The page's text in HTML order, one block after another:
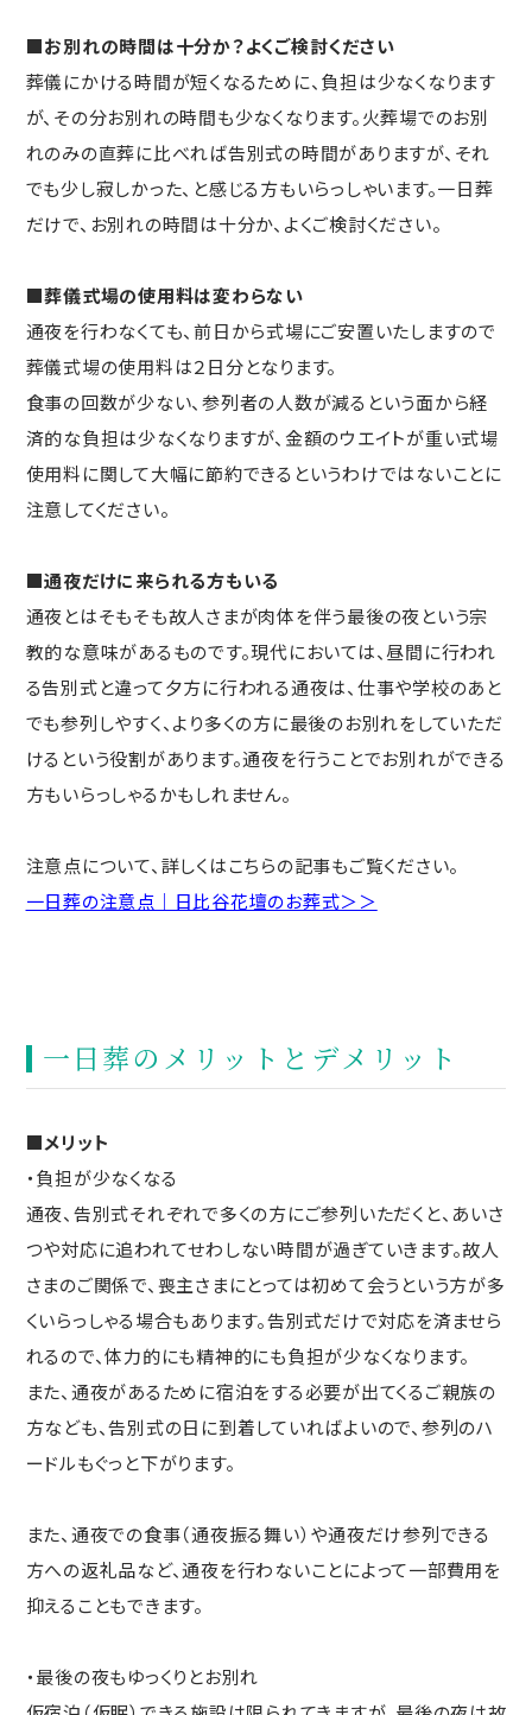
■お別れの時間は十分か？よくご検討ください
葬儀にかける時間が短くなるために、負担は少なくなります
が、その分お別れの時間も少なくなります。火葬場でのお別
れのみの直葬に比べれば告別式の時間がありますが、それ
でも少し寂しかった、と感じる方もいらっしゃいます。一日葬
だけで、お別れの時間は十分か、よくご検討ください。
■葬儀式場の使用料は変わらない
通夜を行わなくても、前日から式場にご安置いたしますので
葬儀式場の使用料は２日分となります。
食事の回数が少ない、参列者の人数が減るという面から経
済的な負担は少なくなりますが、金額のウエイトが重い式場
使用料に関して大幅に節約できるというわけではないことに
注意してください。
■通夜だけに来られる方もいる
通夜とはそもそも故人さまが肉体を伴う最後の夜という宗
教的な意味があるものです。現代においては、昼間に行われ
る告別式と違って夕方に行われる通夜は、仕事や学校のあと
でも参列しやすく、より多くの方に最後のお別れをしていただ
けるという役割があります。通夜を行うことでお別れができる
方もいらっしゃるかもしれません。
注意点について、詳しくはこちらの記事もご覧ください。
一日葬の注意点｜日比谷花壇のお葬式＞＞
一日葬のメリットとデメリット
■メリット
・負担が少なくなる
通夜、告別式それぞれで多くの方にご参列いただくと、あいさ
つや対応に追われてせわしない時間が過ぎていきます。故人
さまのご関係で、喪主さまにとっては初めて会うという方が多
くいらっしゃる場合もあります。告別式だけで対応を済ませら
れるので、体力的にも精神的にも負担が少なくなります。
また、通夜があるために宿泊をする必要が出てくるご親族の
方なども、告別式の日に到着していればよいので、参列のハ
ードルもぐっと下がります。
また、通夜での食事（通夜振る舞い）や通夜だけ参列できる
方への返礼品など、通夜を行わないことによって一部費用を
抑えることもできます。
・最後の夜もゆっくりとお別れ